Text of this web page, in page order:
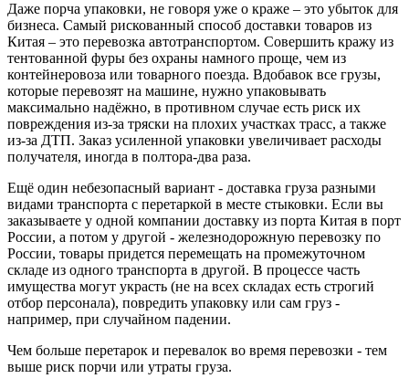
Даже порча упаковки, не говоря уже о краже – это убыток для
бизнеса. Самый рискованный способ доставки товаров из
Китая – это перевозка автотранспортом. Совершить кражу из
тентованной фуры без охраны намного проще, чем из
контейнеровоза или товарного поезда. Вдобавок все грузы,
которые перевозят на машине, нужно упаковывать
максимально надёжно, в противном случае есть риск их
повреждения из-за тряски на плохих участках трасс, а также
из-за ДТП. Заказ усиленной упаковки увеличивает расходы
получателя, иногда в полтора-два раза.
Ещё один небезопасный вариант - доставка груза разными
видами транспорта с перетаркой в месте стыковки. Если вы
заказываете у одной компании доставку из порта Китая в порт
России, а потом у другой - железнодорожную перевозку по
России, товары придется перемещать на промежуточном
складе из одного транспорта в другой. В процессе часть
имущества могут украсть (не на всех складах есть строгий
отбор персонала), повредить упаковку или сам груз -
например, при случайном падении.
Чем больше перетарок и перевалок во время перевозки - тем
выше риск порчи или утраты груза.